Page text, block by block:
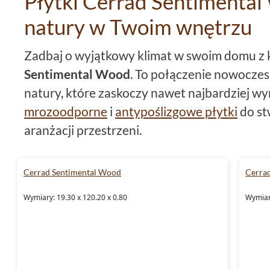
natury w Twoim wnętrzu
Zadbaj o wyjątkowy klimat w swoim domu z
Sentimental Wood. To połączenie
natury, które zaskoczy nawet najbardziej
mrozoodporne i antypoślizgowe płytki do
aranżacji przestrzeni.
Cerrad Sentimental Wood
Wymiary: 19.30 x 120.20 x 0.80